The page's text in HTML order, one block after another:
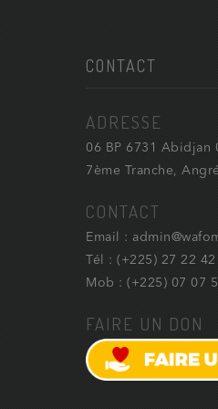
CONTACT
ADRESSE
06 BP 6731 Abidjan
7ème Tranche, Angré
CONTACT
Email :
Tél : (+225) 27 22 42
Mob : (+225) 07 07
FAIRE UN DON